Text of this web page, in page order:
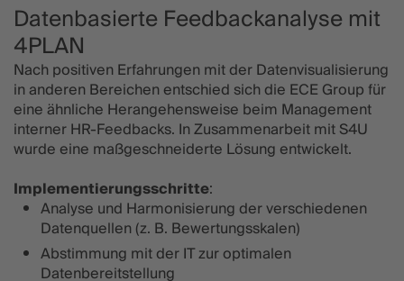
Datenbasierte Feedbackanalyse mit
4PLAN
Nach positiven Erfahrungen mit der Datenvisualisierung
in anderen Bereichen entschied sich die ECE Group für
eine ähnliche Herangehensweise beim Management
interner HR-Feedbacks. In Zusammenarbeit mit S4U
wurde eine maßgeschneiderte Lösung entwickelt.
Implementierungsschritte:
Analyse und Harmonisierung der verschiedenen
Datenquellen (z. B. Bewertungsskalen)
Abstimmung mit der IT zur optimalen
Datenbereitstellung